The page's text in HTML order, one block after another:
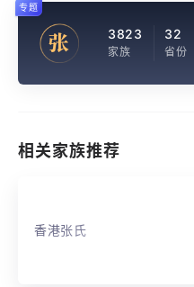
张 3823
家族
32
省份
专题
相关家族推荐
香港张氏